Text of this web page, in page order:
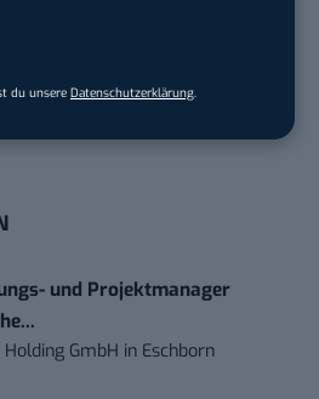
du unsere Datenschutzerklärung
Tages – und sichern sich
und Projektmanager
GmbH in Eschborn